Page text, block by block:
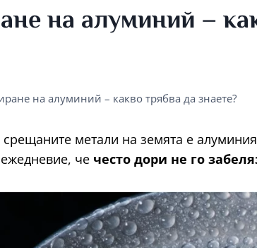
на алуминий –
на алуминий – какво трябва да знаете?
метали на земята е
че често дори не го